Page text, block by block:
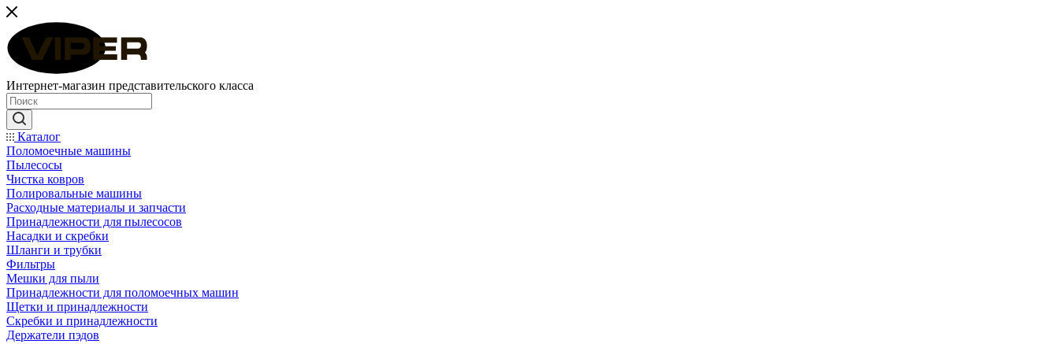
Интернет-магазин представительского класса
Каталог
Поломоечные машины
Пылесосы
Чистка ковров
Полировальные машины
Расходные материалы и запчасти
Принадлежности для пылесосов
Насадки и скребки
Шланги и трубки
Фильтры
Мешки для пыли
Принадлежности для поломоечных машин
Щетки и принадлежности
Скребки и принадлежности
Держатели пэдов